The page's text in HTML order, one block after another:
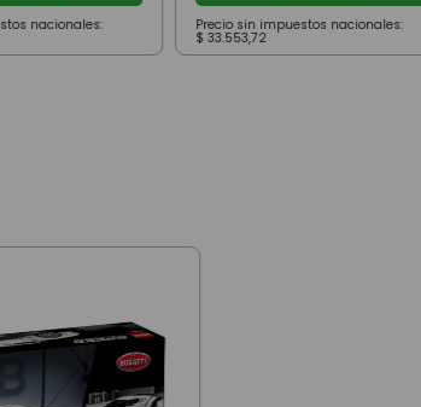
nacionales: Precio sin impuestos nacionales:
$ 33.553,72